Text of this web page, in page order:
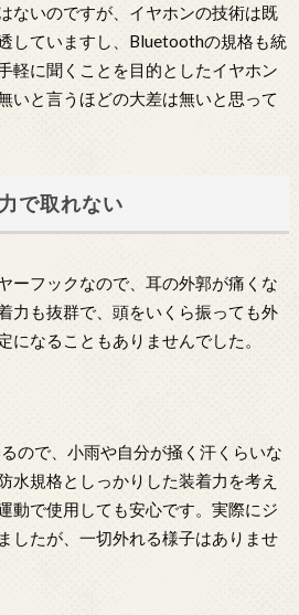
ないのですが、イヤホンの技術は既
していますし、Bluetoothの規格も統
軽に聞くことを目的としたイヤホン
いと言うほどの大差は無いと思って
で取れない
ーフックなので、耳の外郭が痛くな
力も抜群で、頭をいくら振っても外
になることもありませんでした。
ので、小雨や自分が掻く汗くらいな
水規格としっかりした装着力を考え
動で使用しても安心です。実際にジ
したが、一切外れる様子はありませ